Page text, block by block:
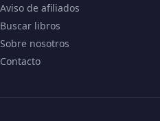
Aviso de afiliados
Buscar libros
Sobre nosotros
Contacto